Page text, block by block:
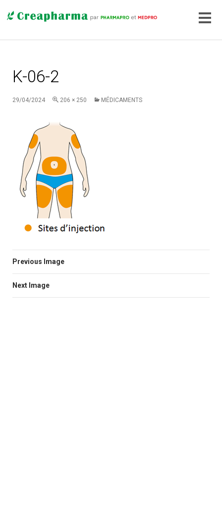
K-06-2
29/04/2024 206 × 250 MÉDICAMENTS
Previous Image
Next Image